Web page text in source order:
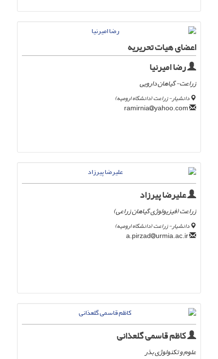
اعضای هیات تحریریه
رضا امیرنیا
زراعت- گیاهان دارویی
دانشیار- زراعت (دانشگاه ارومیه)
yahoo.com
علیرضا پیرزاد
زراعت (فیزیولوژی گیاهان زراعی)
دانشیار- زراعت (دانشگاه ارومیه)
urmia.ac.ir
کاظم قاسمی گلعذانی
علوم و تکنولوژی بذر